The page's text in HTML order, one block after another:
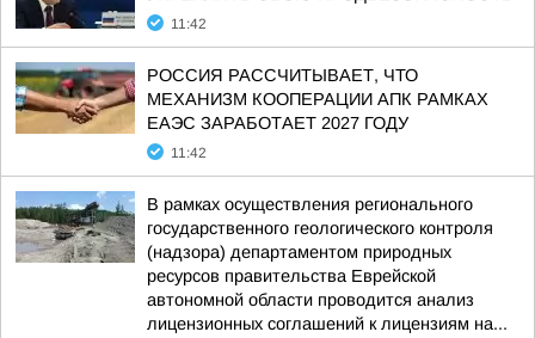
11:42
РОССИЯ РАССЧИТЫВАЕТ, ЧТО
МЕХАНИЗМ КООПЕРАЦИИ АПК РАМКАХ
ЕАЭС ЗАРАБОТАЕТ 2027 ГОДУ
11:42
В рамках осуществления регионального
государственного геологического контроля
(надзора) департаментом природных
ресурсов правительства Еврейской
автономной области проводится анализ
лицензионных соглашений к лицензиям на...